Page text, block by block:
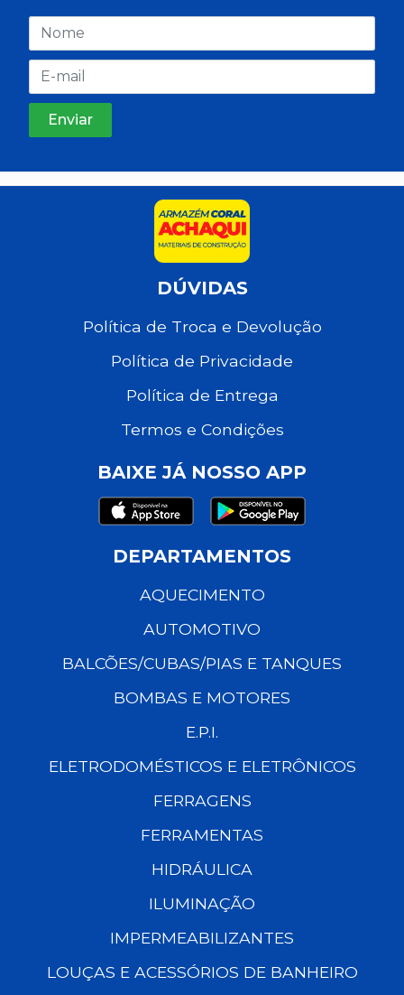
DÚVIDAS
Política de Troca e Devolução
Política de Privacidade
Política de Entrega
Termos e Condições
BAIXE JÁ NOSSO APP
DEPARTAMENTOS
AQUECIMENTO
AUTOMOTIVO
BALCÕES/CUBAS/PIAS E TANQUES
BOMBAS E MOTORES
E.P.I.
ELETRODOMÉSTICOS E ELETRÔNICOS
FERRAGENS
FERRAMENTAS
HIDRÁULICA
ILUMINAÇÃO
IMPERMEABILIZANTES
LOUÇAS E ACESSÓRIOS DE BANHEIRO